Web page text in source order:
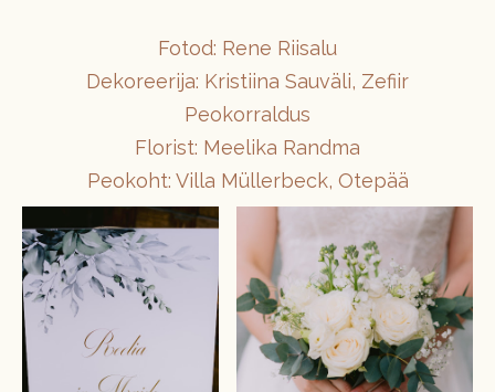
Fotod: Rene Riisalu
Dekoreerija: Kristiina Sauväli, Zefiir
Peokorraldus
Florist: Meelika Randma
Peokoht: Villa Müllerbeck, Otepää